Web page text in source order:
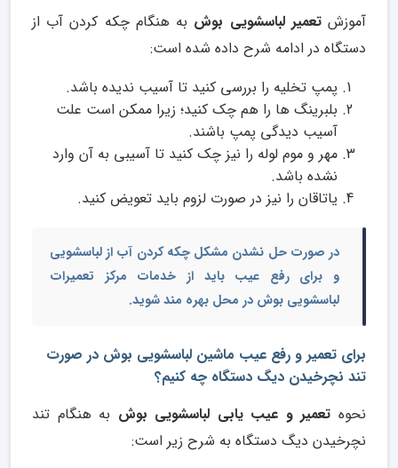
آموزشتعمیر لباسشویی بوش به هنگام چکه کردن آب از
دستگاه در ادامه شرح داده شده است:
پمپ تخلیه را بررسی کنید تا آسیب ندیده باشد.
بلبرینگ ها را هم چک کنید؛ زیرا ممکن است علت
آسیب دیدگی پمپ باشند.
مهر و موم لوله را نیز چک کنید تا آسیبی به آن وارد
نشده باشد.
یاتاقان را نیز در صورت لزوم باید تعویض کنید.
در صورت حل نشدن مشکل چکه کردن آب از لباسشویی
و برای رفع عیب باید از خدمات مرکز تعمیرات
لباسشویی بوش در محل بهره مند شوید.
برای تعمیر و رفع عیب ماشین لباسشویی بوش در صورت
تند نچرخیدن دیگ دستگاه چه کنیم؟
نحوه تعمیر و عیب یابی لباسشویی بوش به هنگام تند
نچرخیدن دیگ دستگاه به شرح زیر است: